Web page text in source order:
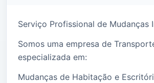
Serviço Profissional de Mudanças
Somos uma empresa de
especializada em:
Mudanças de Habitação e